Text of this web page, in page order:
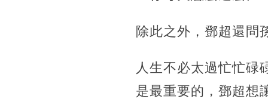
除此之外，鄧超還問
人生不必太過忙忙碌
是最重要的，鄧超想